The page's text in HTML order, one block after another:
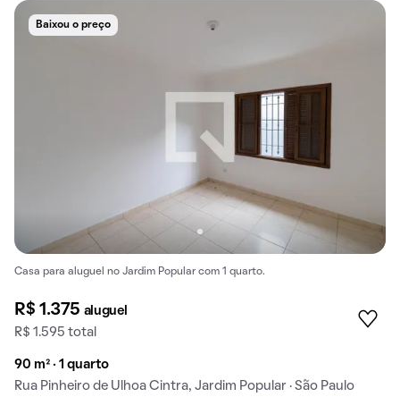
Baixou o preço
Casa para aluguel no Jardim Popular com 1 quarto.
R$ 1.375 aluguel
R$ 1.595 total
90 m² · 1 quarto
Rua Pinheiro de Ulhoa Cintra, Jardim Popular · São Paulo